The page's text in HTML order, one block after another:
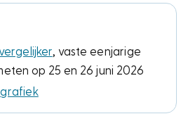
, vaste eenjarige
op 25 en 26 juni 2026
grafiek